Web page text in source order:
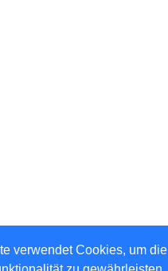
verwendet Cookies, um die